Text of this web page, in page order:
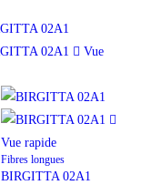
Vue
Vue rapide
Fibres longues
BIRGITTA 02A1